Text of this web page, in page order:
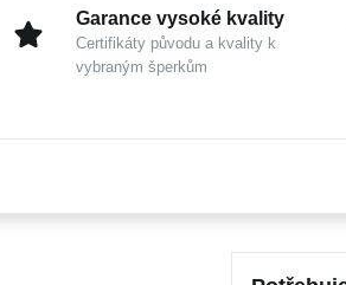
Garance vysoké kvality
Certifikáty původu a kvality k
vybraným šperkům